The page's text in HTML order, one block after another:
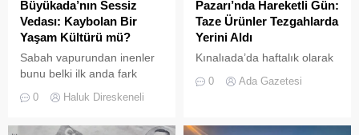
Büyükada’nın Sessiz
Vedası: Kaybolan Bir
Yaşam Kültürü mü?
Sabah vapurundan inenler
bunu belki ilk anda fark
Büyükada’yı elli, altmış yıldır
0 Haluk Direskeneli
Pazarı’nda Hareketli Gün:
Taze Ürünler Tezgahlarda
Yerini Aldı
Kınalıada’da haftalık olarak
sakinleri ve ziyaretçilerin
0 Ada Gazetesi